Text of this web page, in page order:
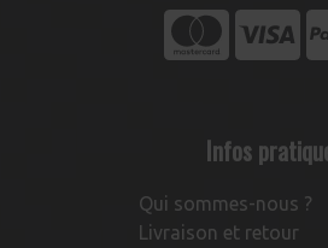
Infos
Qui sommes-nous ?
Livraison et retour